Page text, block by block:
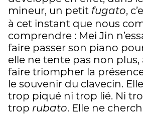
mineur, un petit fugato,
à cet instant que nous
comprendre : Mei Jin
faire passer son piano
elle ne tente pas non plus,
faire triompher la
le souvenir du clavecin.
trop piqué ni trop lié. Ni
trop rubato. Elle ne